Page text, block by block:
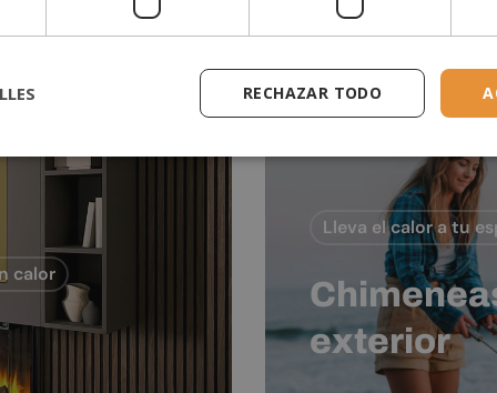
calor
Lleva el calor a tu
exterior
RECHAZAR TODO